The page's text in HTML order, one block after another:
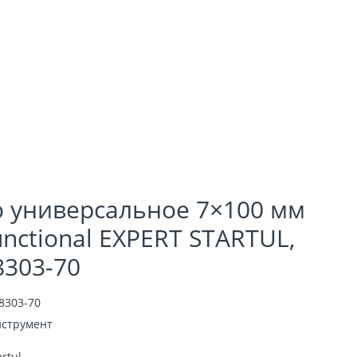
универсальное 7×100 мм
EXPERT STARTUL,
70
70